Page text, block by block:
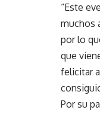
“Este
muchos
por lo
que
felicitar
Por su